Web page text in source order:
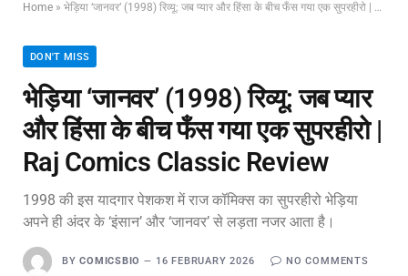
Home » भेड़िया ‘जानवर’ (1998) रिव्यू: जब प्यार और हिंसा के बीच फँस गया एक सुपरहीरो | Raj Comics Classic Review
DON'T MISS
भेड़िया ‘जानवर’ (1998) रिव्यू: जब प्यार
और हिंसा के बीच फँस गया एक सुपरहीरो |
Raj Comics Classic Review
1998 की इस यादगार पेशकश में राज कॉमिक्स का सुपरहीरो भेड़िया
अपने ही अंदर के ‘इंसान’ और ‘जानवर’ से लड़ता नजर आता है।
BY COMICSBIO 16 FEBRUARY 2026 NO COMMENTS